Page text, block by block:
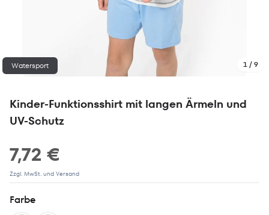
1 / 9
Watersport
Kinder-Funktionsshirt mit langen Ärmeln und
UV-Schutz
7,72 €
Zzgl. MwSt. und Versand
Farbe